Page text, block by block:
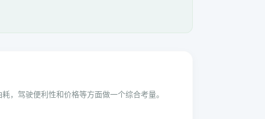
，驾驶便利性和价格等方面做一个综合考量。